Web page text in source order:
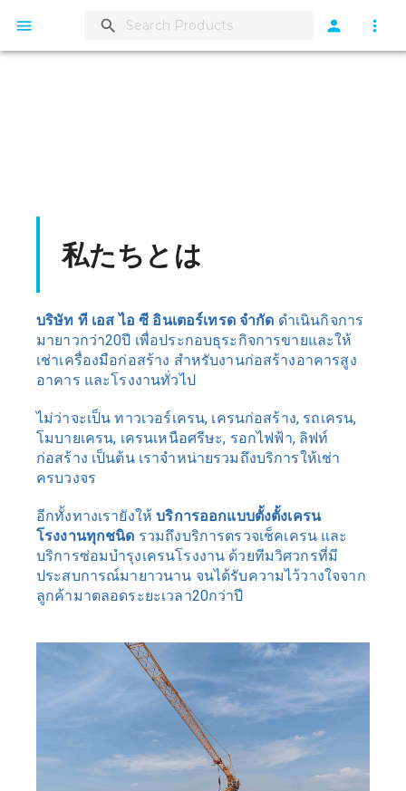
私たちとは
บริษัท ที เอส ไอ ซี อินเตอร์เทรด จำกัด ดําเนินกิจการ
มายาวกว่า20ปี เพื่อประกอบธุระกิจการขายและให้
เช่าเครื่องมือก่อสร้าง สําหรับงานก่อสร้างอาคารสูง
อาคาร และโรงงานทั่วไป
ไม่ว่าจะเป็น ทาวเวอร์เครน, เครนก่อสร้าง, รถเครน,
โมบายเครน, เครนเหนือศรีษะ, รอกไฟฟ้า, ลิฟท์
ก่อสร้าง เป็นต้น เราจำหน่ายรวมถึงบริการให้เช่า
ครบวงจร
อีกทั้งทางเรายังให้ บริการออกแบบตั้งตั้งเครน
โรงงานทุกชนิด รวมถึงบริการตรวจเช็คเครน และ
บริการซ่อมบำรุงเครนโรงงาน ด้วยทีมวิศวกรที่มี
ประสบการณ์มายาวนาน จนได้รับความไว้วางใจจาก
ลูกค้ามาตลอดระยะเวลา20กว่าปี